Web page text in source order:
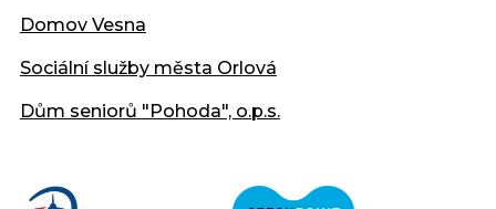
Domov Vesna
Sociální služby města Orlová
Dům seniorů "Pohoda", o.p.s.